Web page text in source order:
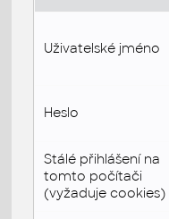
Uživatelské jméno
Heslo
Stálé přihlášení na
tomto počítači
(vyžaduje cookies)